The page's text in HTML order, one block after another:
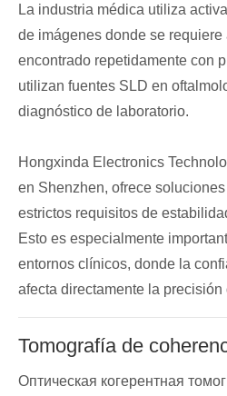
La industria médica utiliza
de imágenes donde se
encontrado repetidamente con
utilizan fuentes SLD en
diagnóstico de laboratorio.
Hongxinda Electronics
en Shenzhen, ofrece
estrictos requisitos de
Esto es especialmente
entornos clínicos, donde la
afecta directamente la
Tomografía de
Оптическая когерентная